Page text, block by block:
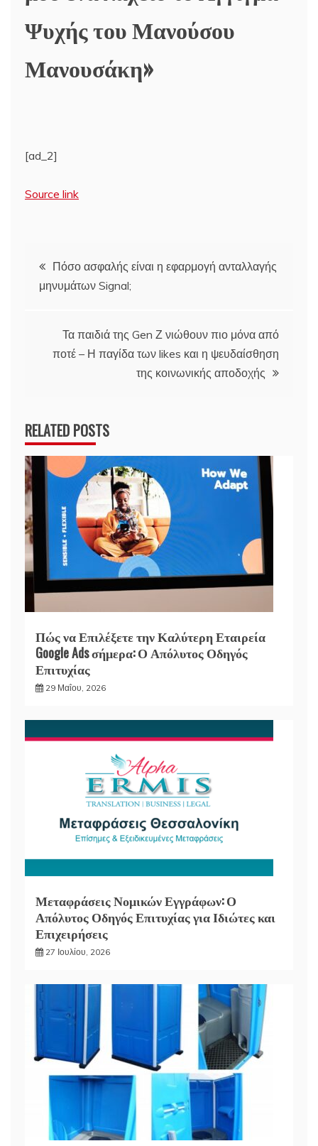
Ψυχής του Μανούσου
Μανουσάκη»
[ad_2]
Source link
Πλοήγηση
άρθρων
Πόσο ασφαλής είναι η εφαρμογή ανταλλαγής
μηνυμάτων Signal;
Τα παιδιά της Gen Ζ νιώθουν πιο μόνα από
ποτέ – Η παγίδα των likes και η ψευδαίσθηση
της κοινωνικής αποδοχής
RELATED POSTS
Πώς να Επιλέξετε την Καλύτερη Εταιρεία
Google Ads σήμερα: Ο Απόλυτος Οδηγός
Επιτυχίας
29 Μαΐου, 2026
Μεταφράσεις Νομικών Εγγράφων: Ο
Απόλυτος Οδηγός Επιτυχίας για Ιδιώτες και
Επιχειρήσεις
27 Ιουλίου, 2026